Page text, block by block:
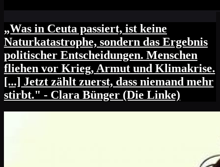
„Was in Ceuta passiert, ist keine
Naturkatastrophe, sondern das Ergebnis
politischer Entscheidungen. Menschen
fliehen vor Krieg, Armut und Klimakrise.
[...] Jetzt zählt zuerst, dass niemand mehr
stirbt." - Clara Bünger (Die Linke)